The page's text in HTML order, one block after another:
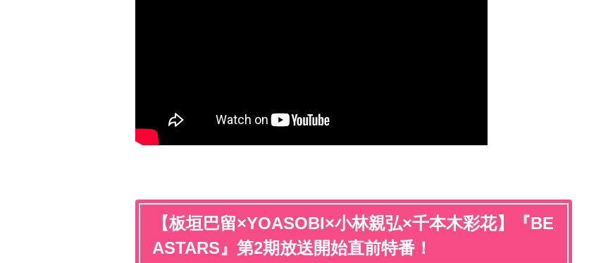
【板垣巴留×YOASOBI×小林親弘×千本木彩花】『BE
ASTARS』第2期放送開始直前特番！